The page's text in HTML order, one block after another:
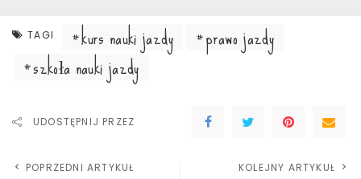
TAGI kurs nauki jazdy
prawo jazdy
szkoła nauki jazdy
UDOSTĘPNIJ PRZEZ
POPRZEDNI ARTYKUŁ KOLEJNY ARTYKUŁ